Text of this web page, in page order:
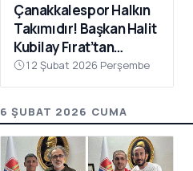
Çanakkalespor Halkın
Takımıdır! Başkan Halit
Kubilay Fırat’tan
Anlamlı Buluşma
12 Şubat 2026 Perşembe
6 ŞUBAT 2026 CUMA